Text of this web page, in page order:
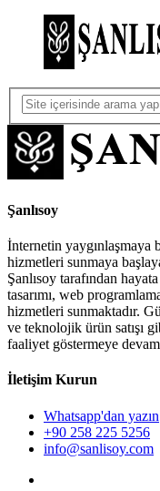
Şanlısoy
İnternetin yaygınlaşmaya
hizmetleri sunmaya
Şanlısoy tarafından
tasarımı, web
hizmetleri sunmaktadır.
ve teknolojik ürün satışı
faaliyet göstermeye
İletişim Kurun
Whatsapp'dan yazın
+90 258 225 5256
info@sanlisoy.com